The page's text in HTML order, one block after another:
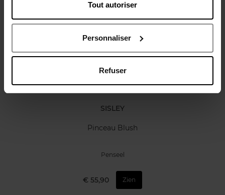
Tout autoriser
Personnaliser
Refuser
SISLEY
Pinceau Blush
Penseel
€ 55,90 Zien